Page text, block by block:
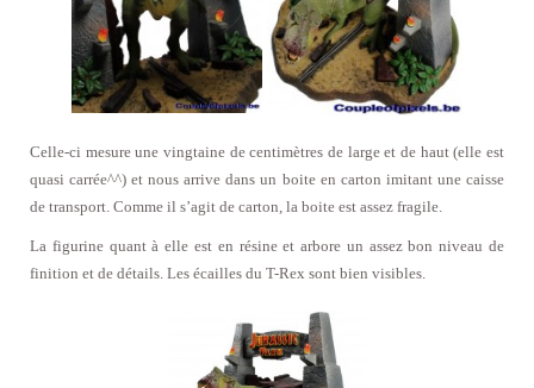
Celle-ci mesure une vingtaine de centimètres de large et de haut (elle est
quasi carrée^^) et nous arrive dans un boite en carton imitant une caisse
de transport. Comme il s’agit de carton, la boite est assez fragile.
La figurine quant à elle est en résine et arbore un assez bon niveau de
finition et de détails. Les écailles du T-Rex sont bien visibles.